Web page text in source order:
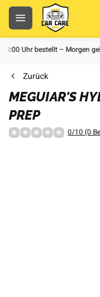
Uhr bestellt – Morgen
Zurück
MEGUIAR'S
PREP
0/10 (0